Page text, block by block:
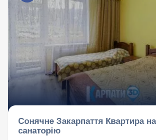
Сонячне Закарпаття Квартира на
санаторію